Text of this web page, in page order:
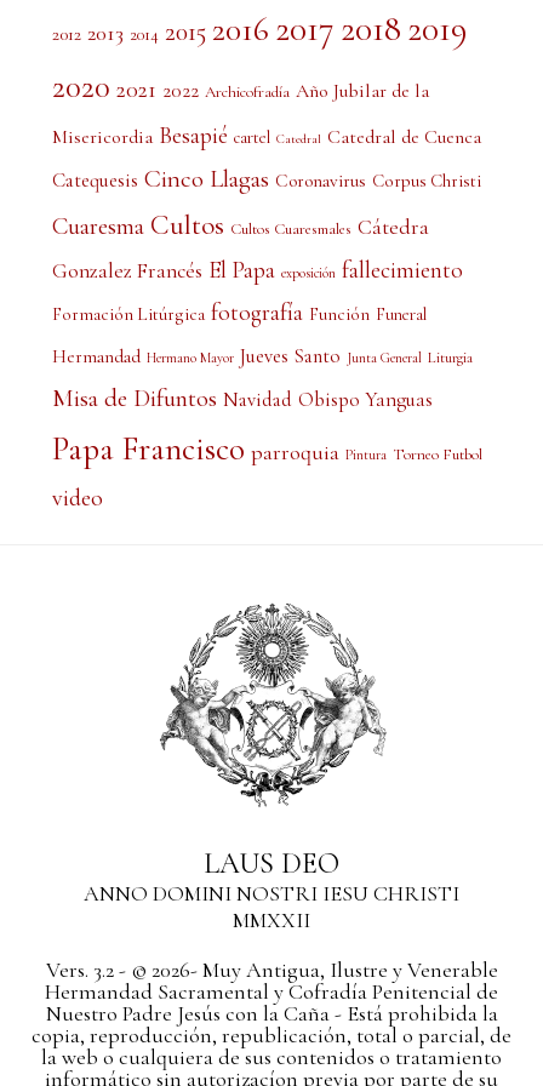
2012 2013 2014 2015 2016 2017 2018 2019
2020 2021 2022 Archicofradía Año Jubilar de la
Misericordia Besapié cartel Catedral Catedral de Cuenca
Catequesis Cinco Llagas Coronavirus Corpus Christi
Cuaresma Cultos Cultos Cuaresmales Cátedra
Gonzalez Francés El Papa exposición fallecimiento
Formación Litúrgica fotografía Función Funeral
Hermandad Hermano Mayor Jueves Santo Junta General Liturgia
Misa de Difuntos Navidad Obispo Yanguas
Papa Francisco parroquia Pintura Torneo Futbol
video
LAUS DEO
ANNO DOMINI NOSTRI IESU CHRISTI
MMXXII
Vers. 3.2 - © 2026- Muy Antigua, Ilustre y Venerable
Hermandad Sacramental y Cofradía Penitencial de
Nuestro Padre Jesús con la Caña - Está prohibida la
copia, reproducción, republicación, total o parcial, de
la web o cualquiera de sus contenidos o tratamiento
informático sin autorizacíon previa por parte de su